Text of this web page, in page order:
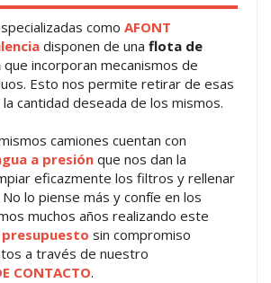
como AFONT
disponen de una flota de
que incorporan mecanismos de
Esto nos permite retirar de esas
la cantidad deseada de los mismos.
camiones cuentan con
a presiónque nos dan la
eficazmente los filtros y rellenar
lo piense más y confíe en los
muchos años realizando este
presupuesto sin compromiso
a través de nuestro
CONTACTO.